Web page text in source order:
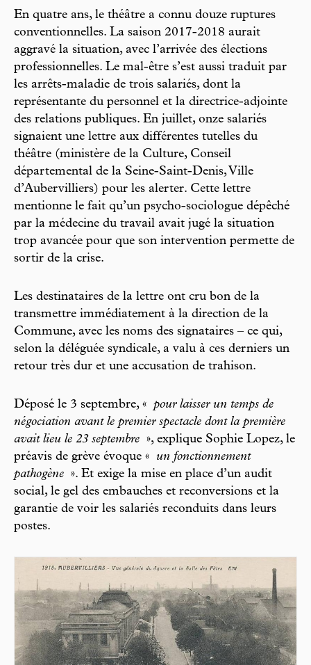
En quatre ans, le théâtre a connu douze ruptures
conventionnelles. La saison 2017-2018 aurait
aggravé la situation, avec l’arrivée des élections
professionnelles. Le mal-être s’est aussi traduit par
les arrêts-maladie de trois salariés, dont la
représentante du personnel et la directrice-adjointe
des relations publiques. En juillet, onze salariés
signaient une lettre aux différentes tutelles du
théâtre (ministère de la Culture, Conseil
départemental de la Seine-Saint-Denis, Ville
d’Aubervilliers) pour les alerter. Cette lettre
mentionne le fait qu’un psycho-sociologue dépêché
par la médecine du travail avait jugé la situation
trop avancée pour que son intervention permette de
sortir de la crise.
Les destinataires de la lettre ont cru bon de la
transmettre immédiatement à la direction de la
Commune, avec les noms des signataires – ce qui,
selon la déléguée syndicale, a valu à ces derniers un
retour très dur et une accusation de trahison.
Déposé le 3 septembre, « pour laisser un temps de
négociation avant le premier spectacle dont la première
avait lieu le 23 septembre », explique Sophie Lopez, le
préavis de grève évoque « un fonctionnement
pathogène ». Et exige la mise en place d’un audit
social, le gel des embauches et reconversions et la
garantie de voir les salariés reconduits dans leurs
postes.